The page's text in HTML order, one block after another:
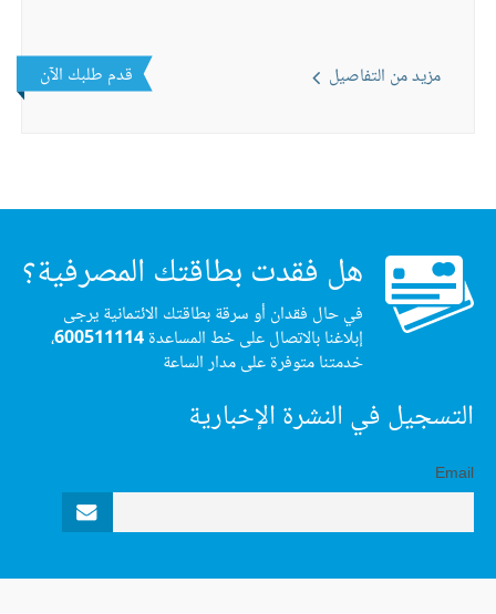
مزيد من التفاصيل قدم طلبك الآن
هل فقدت بطاقتك المصرفية؟
في حال فقدان أو سرقة بطاقتك الائتمانية يرجى
إبلاغنا بالاتصال على خط المساعدة600511114،
خدمتنا متوفرة على مدار الساعة
التسجيل في النشرة الإخبارية
Email